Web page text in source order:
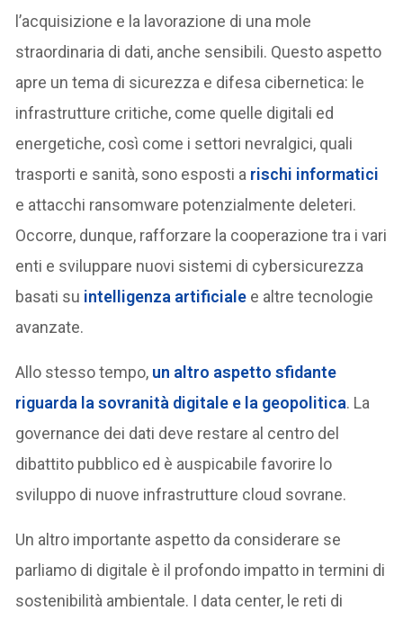
l’acquisizione e la lavorazione di una mole
straordinaria di dati, anche sensibili. Questo aspetto
apre un tema di sicurezza e difesa cibernetica: le
infrastrutture critiche, come quelle digitali ed
energetiche, così come i settori nevralgici, quali
trasporti e sanità, sono esposti a rischi informatici
e attacchi ransomware potenzialmente deleteri.
Occorre, dunque, rafforzare la cooperazione tra i vari
enti e sviluppare nuovi sistemi di cybersicurezza
basati su intelligenza artificiale e altre tecnologie
avanzate.
Allo stesso tempo, un altro aspetto sfidante
riguarda la sovranità digitale e la geopolitica. La
governance dei dati deve restare al centro del
dibattito pubblico ed è auspicabile favorire lo
sviluppo di nuove infrastrutture cloud sovrane.
Un altro importante aspetto da considerare se
parliamo di digitale è il profondo impatto in termini di
sostenibilità ambientale. I data center, le reti di